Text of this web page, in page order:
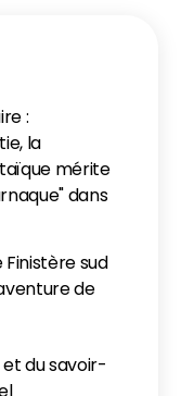
:
la
mérite
dans
sud
de
du savoir-